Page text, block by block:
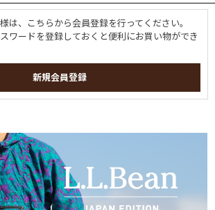
は、こちらから会員登録を行ってください。
ワードを登録しておくと便利にお買い物ができ